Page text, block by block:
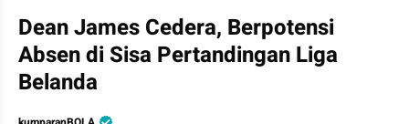
Dean James Cedera, Berpotensi
Absen di Sisa Pertandingan Liga
Belanda